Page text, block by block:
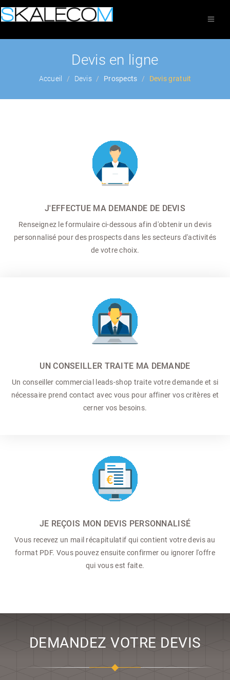
Devis en ligne
Accueil Devis Prospects Devis gratuit
J'EFFECTUE MA DEMANDE DE DEVIS
Renseignez le formulaire ci-dessous afin d'obtenir un devis
personnalisé pour des prospects dans les secteurs d'activités
de votre choix.
UN CONSEILLER TRAITE MA DEMANDE
Un conseiller commercial
leads-shop traite votre demande et si
nécessaire prend contact avec vous pour affiner vos critères et
cerner vos besoins.
JE REÇOIS MON DEVIS PERSONNALISÉ
Vous recevez un mail récapitulatif qui contient votre devis au
format PDF. Vous pouvez ensuite confirmer ou ignorer l'offre
qui vous est faite.
DEMANDEZ VOTRE DEVIS